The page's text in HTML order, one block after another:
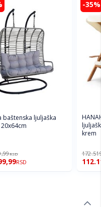
baštenska ljuljaška
RSD
RSD
-35%
krem